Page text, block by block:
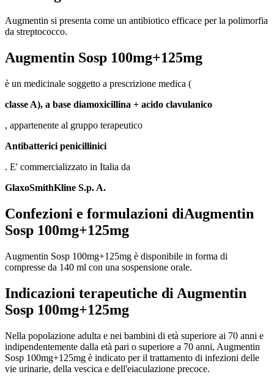
Augmentin si presenta come un antibiotico efficace per la polimorfia
da streptococco.
Augmentin Sosp 100mg+125mg
è un medicinale soggetto a prescrizione medica (
classe A), a base diamoxicillina + acido clavulanico
, appartenente al gruppo terapeutico
Antibatterici penicillinici
. E' commercializzato in Italia da
GlaxoSmithKline S.p. A.
Confezioni e formulazioni diAugmentin
Sosp 100mg+125mg
Augmentin Sosp 100mg+125mg è disponibile in forma di
compresse da 140 ml con una sospensione orale.
Indicazioni terapeutiche di Augmentin
Sosp 100mg+125mg
Nella popolazione adulta e nei bambini di età superiore ai 70 anni e
indipendentemente dalla età pari o superiore a 70 anni, Augmentin
Sosp 100mg+125mg è indicato per il trattamento di infezioni delle
vie urinarie, della vescica e dell'eiaculazione precoce.